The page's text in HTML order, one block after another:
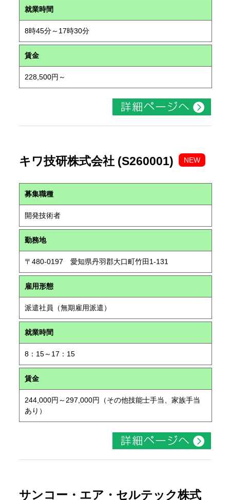
就業時間
8時45分～17時30分
賃金
228,500円～
キワ技研株式会社 (S260001) NEW
募集職種
開発技術者
勤務地
〒480-0197 愛知県丹羽郡大口町竹田1-131
雇用形態
派遣社員（無期雇用派遣）
就業時間
8：15～17：15
賃金
244,000円～297,000円（その他技能士手当、家族手当
あり）
サンコー・エア・セルテック株式